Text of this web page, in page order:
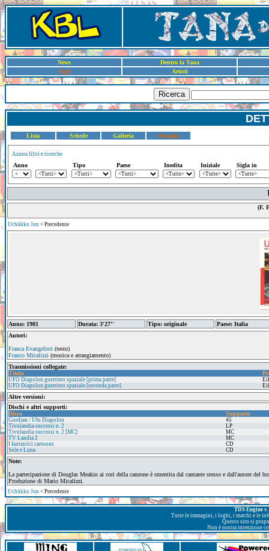
News
Dentro la Tana
Sigle
Artisti
Ricerca
Lista Schede Galleria Dettaglio
Azzera filtri e ricerche
Anno Tipo Paese Inedita Iniziale Sigla in
(F.
Uchūkko Jun < Precedente
Anno: 1981 Durata: 3'27'' Tipo: originale
Paese: Italia
Autori:
Franca Evangelisti (testo)
Franco Micalizzi (musica e arrangiamento)
Trasmissioni collegate:
Titolo
UFO Diapolon guerriero spaziale [prima parte]
UFO Diapolon guerriero spaziale [seconda parte]
Altre versioni:
Dischi e altri supporti:
Disco
Supporto
Gordian / Ufo Diapolon
45
Tivulandia successi n. 2
LP
Tivulandia successi n. 2 [MC]
MC
TV Landia 2
MC
I fantastici cartoons
CD
Sole e Luna
CD
Note:
La partecipazione di Douglas Meakin ai cori della canzone è smentita dal cantante stesso e dall'autore del
Produzione di Mario Micalizzi.
Uchūkko Jun < Precedente
TDS Engine
Tutte le immagini, i loghi, i marchi e le
Questo sito si
Non è nostra intenzione